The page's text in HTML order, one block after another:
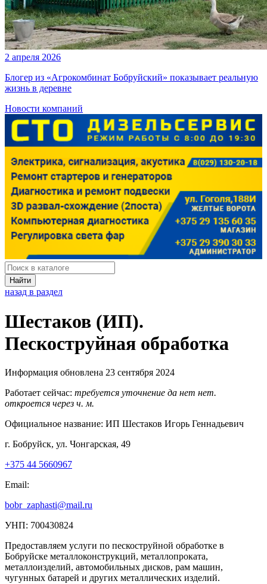
2 апреля 2026
Блогер из «Агрокомбинат Бобруйский» показывает реальную
жизнь в деревне
Новости компаний
Найти
назад в раздел
Шестаков (ИП).
Пескоструйная обработка
Информация обновлена 23 сентября 2024
Работает сейчас: требуется уточнение да нет нет.
откроется через ч. м.
Официальное название: ИП Шестаков Игорь Геннадьевич
г. Бобруйск, ул. Чонгарская, 49
+375 44 5660967
Email:
bobr_zaphasti@mail.ru
УНП: 700430824
Предоставляем услуги по пескоструйной обработке в
Бобруйске металлоконструкций, металлопроката,
металлоизделий, автомобильных дисков, рам машин,
чугунных батарей и других металлических изделий.